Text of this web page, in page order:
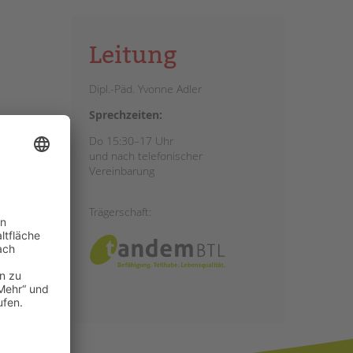
Leitung
Dipl.-Päd. Yvonne Adler
Sprechzeiten:
Do 15:30–17 Uhr
und nach telefonischer
Vereinbarung
Trägerschaft: